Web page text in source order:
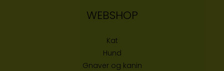
WEBSHOP
Kat
Hund
Gnaver og kanin